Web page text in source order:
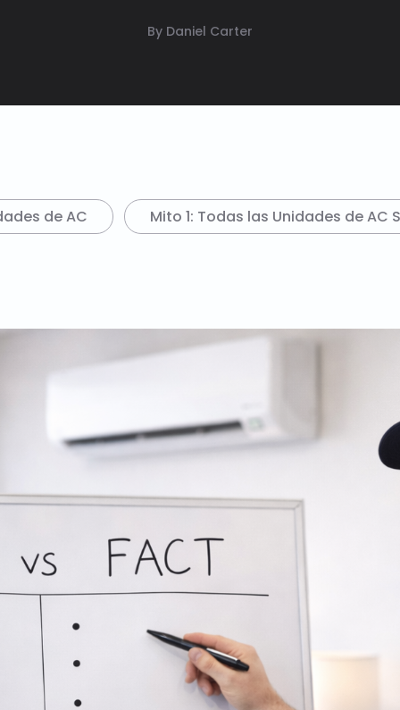
By Daniel Carter
de AC Mito 1: Todas las Unidades de